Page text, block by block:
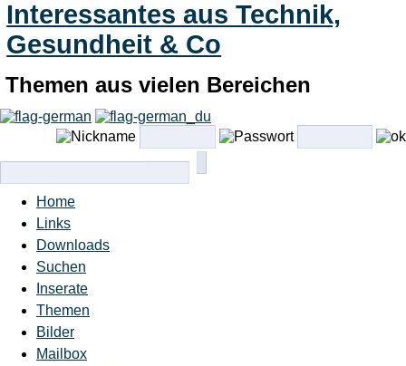
Interessantes aus Technik,
Gesundheit & Co
Themen aus vielen Bereichen
Home
Links
Downloads
Suchen
Inserate
Themen
Bilder
Mailbox